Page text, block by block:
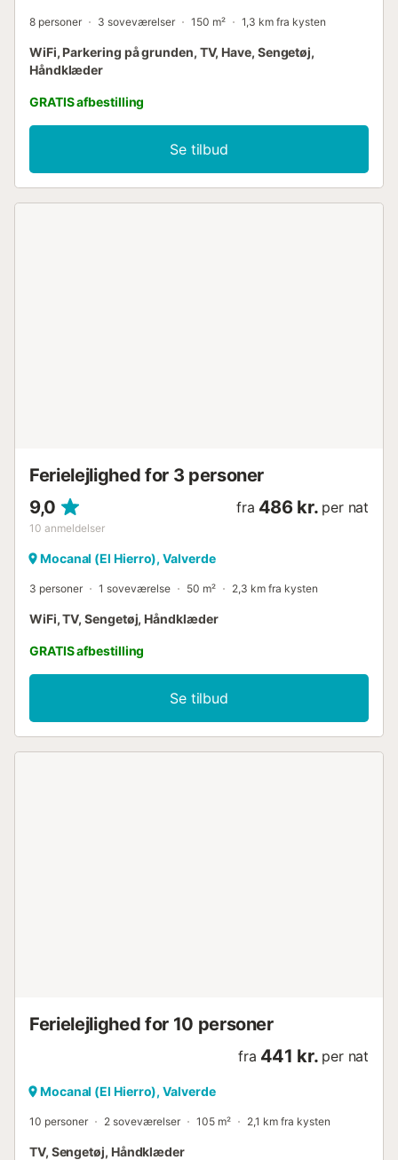
8 personer 3 soveværelser 150 m² 1,3 km fra kysten
WiFi, Parkering på grunden, TV, Have, Sengetøj,
Håndklæder
GRATIS afbestilling
Se tilbud
Ferielejlighed for 3 personer
9,0
10 anmeldelser
fra 486 kr. per nat
Mocanal (El Hierro), Valverde
3 personer 1 soveværelse 50 m² 2,3 km fra kysten
WiFi, TV, Sengetøj, Håndklæder
GRATIS afbestilling
Se tilbud
Ferielejlighed for 10 personer
fra 441 kr. per nat
Mocanal (El Hierro), Valverde
10 personer 2 soveværelser 105 m² 2,1 km fra kysten
TV, Sengetøj, Håndklæder